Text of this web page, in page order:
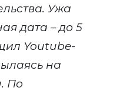
Ужа
дата – до 5
Youtube-
на
По